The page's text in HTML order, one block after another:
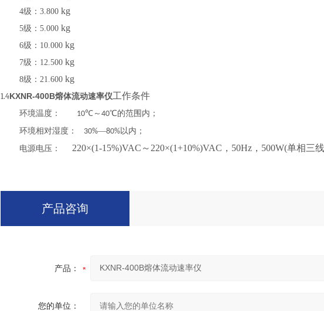
4级： 3.800kg
5级： 5.000kg
6级： 10.000kg
7级： 12.500kg
8级： 21.600kg
1.4KXNR-400B熔体流动速率仪工作条件
环境温度： 10℃～ 40℃的范围内；
环境相对湿度：
30%—80%以内；
电源电压：
220×(1-15%)VAC～220×(1+10%)VAC，50Hz，500W(单相三
产品咨询
产品：
您的单位：